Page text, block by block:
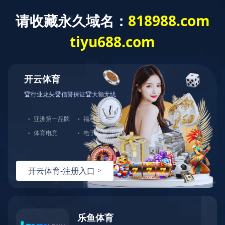
乐鱼网页版 公司概况 公司新闻